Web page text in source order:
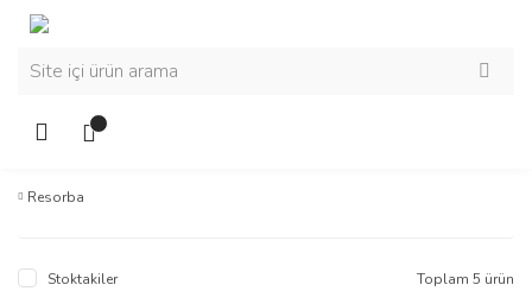
Resorba
Stoktakiler Toplam 5 ürün